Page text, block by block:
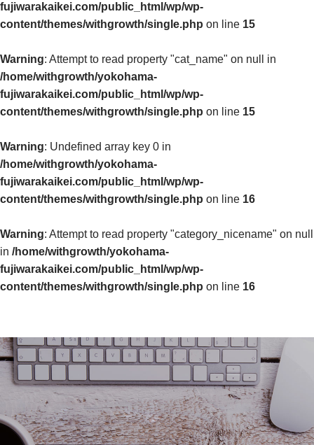
fujiwarakaikei.com/public_html/wp/wp-
content/themes/withgrowth/single.php on line 15
Warning: Attempt to read property "cat_name" on null in
/home/withgrowth/yokohama-
fujiwarakaikei.com/public_html/wp/wp-
content/themes/withgrowth/single.php on line 15
Warning: Undefined array key 0 in
/home/withgrowth/yokohama-
fujiwarakaikei.com/public_html/wp/wp-
content/themes/withgrowth/single.php on line 16
Warning: Attempt to read property "category_nicename" on null
in /home/withgrowth/yokohama-
fujiwarakaikei.com/public_html/wp/wp-
content/themes/withgrowth/single.php on line 16